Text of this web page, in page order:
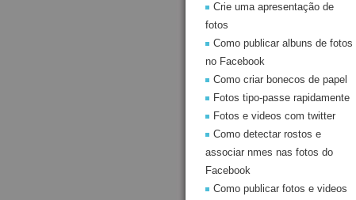
Crie uma apresentação de
fotos
Como publicar albuns de fotos
no Facebook
Como criar bonecos de papel
Fotos tipo-passe rapidamente
Fotos e videos com twitter
Como detectar rostos e
associar nmes nas fotos do
Facebook
Como publicar fotos e videos